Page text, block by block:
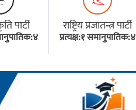
पार्टी राष्ट्रिय प्रजातन्त्र पार्टी
प्रत्यक्ष:१ समानुपातिक:४